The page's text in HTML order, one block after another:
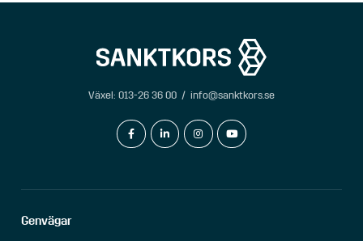
Växel: 013-26 36 00 / info@sanktkors.se
facebook-flinkedin-ininstagramyoutube
Genvägar